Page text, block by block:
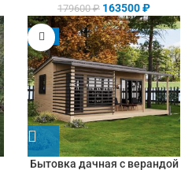
179600₽ 163500₽
-9%
Бытовка дачная с верандой